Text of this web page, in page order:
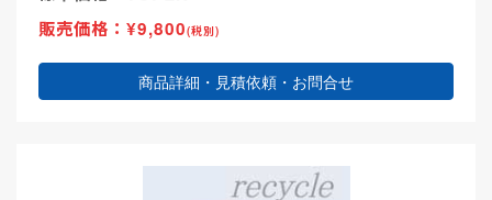
販売価格：¥9,800(税別)
商品詳細・見積依頼・お問合せ